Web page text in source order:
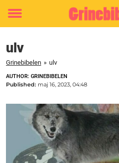
Toggle
ulv
Grinebibelen » ulv
AUTHOR: GRINEBIBELEN
Published: maj 16, 2023, 04:48